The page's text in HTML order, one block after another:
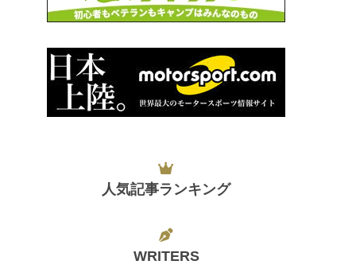
人気記事ランキング
WRITERS